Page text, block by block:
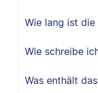
Wie lang ist die
Wie schreibe
Was enthält